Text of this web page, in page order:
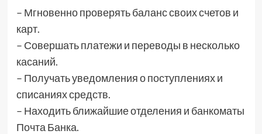
– Мгновенно проверять баланс своих счетов и
карт.
– Совершать платежи и переводы в несколько
касаний.
– Получать уведомления о поступлениях и
списаниях средств.
– Находить ближайшие отделения и банкоматы
Почта Банка.